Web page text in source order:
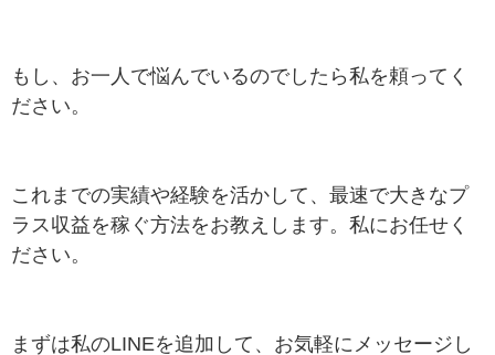
もし、お一人で悩んでいるのでしたら私を頼ってく
ださい。
これまでの実績や経験を活かして、最速で大きなプ
ラス収益を稼ぐ方法をお教えします。私にお任せく
ださい。
まずは私のLINEを追加して、お気軽にメッセージし